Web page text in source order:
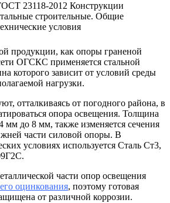
23118-2012 Конструкции
строительные. Общие
условия
продукции, как опоры граненой
ОГСКС применяется стальной
которого зависит от условий среды
нагрузки.
отталкиваясь от погодного района, в
опора освещения. Толщина
мм до 8 мм, также изменяется сечения
части силовой опоры. В
условиях используется Сталь Ст3,
части опор освещения
оцинкования, поэтому готовая
от различной коррозии.